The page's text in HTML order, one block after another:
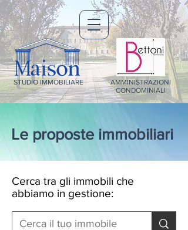
STUDIO IMMOBILIARE
AMMINISTRAZIONI
CONDOMINIALI
Le proposte immobiliari
Cerca tra gli immobili che
abbiamo in gestione: